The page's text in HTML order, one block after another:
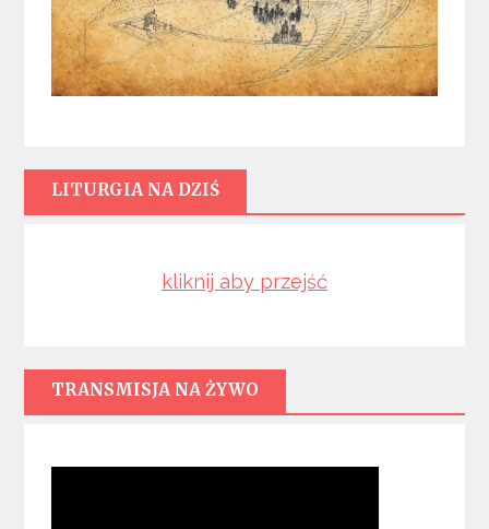
LITURGIA NA DZIŚ
kliknij aby przejść
TRANSMISJA NA ŻYWO